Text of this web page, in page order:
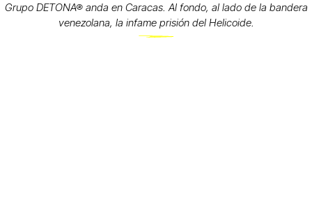
Grupo DETONA® anda en Caracas. Al fondo, al lado de la bandera
venezolana, la infame prisión del Helicoide.